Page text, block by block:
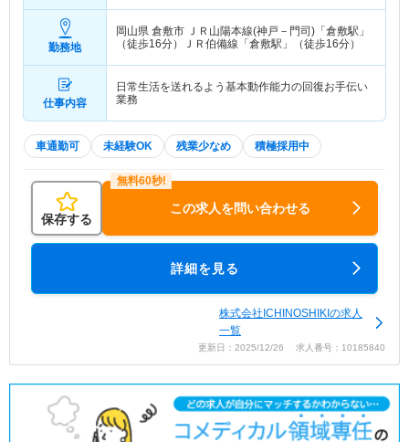
勤務地
岡山県 倉敷市 ＪＲ山陽本線(神戸－門司)「倉敷駅」
（徒歩16分）ＪＲ伯備線「倉敷駅」（徒歩16分）
仕事内容
日常生活を送れるよう基本動作能力の回復お手伝い
業務
車通勤可 未経験OK 残業少なめ 積極採用中
保存する
この求人を問い合わせる
詳細を見る
株式会社ICHINOSHIKIの求人
一覧
更新日：2025/12/26 求人番号：10185840